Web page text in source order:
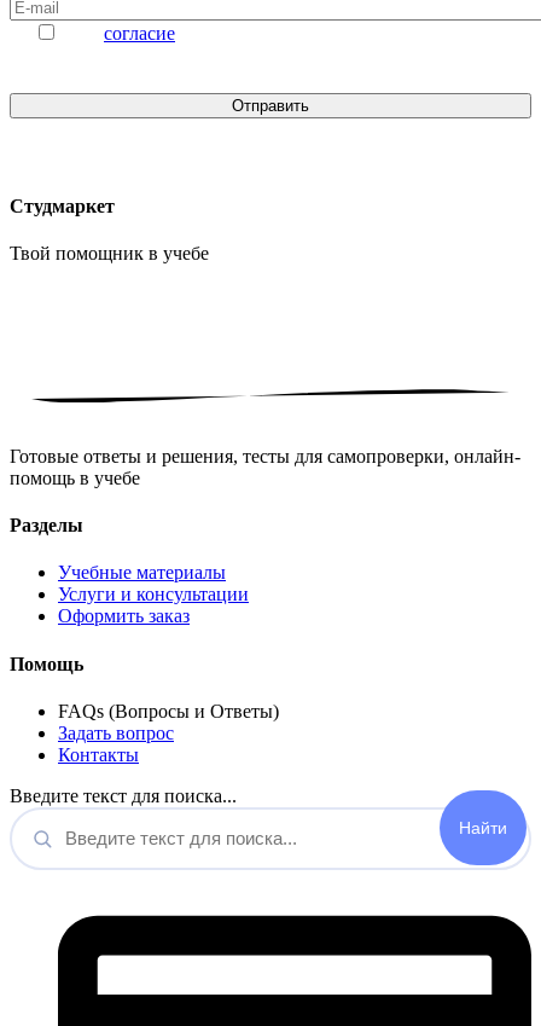
согласие
Студмаркет
Твой помощник в учебе
Готовые ответы и решения, тесты для самопроверки, онлайн-
помощь в учебе
Разделы
Учебные материалы
Услуги и консультации
Оформить заказ
Помощь
FAQs (Вопросы и Ответы)
Задать вопрос
Контакты
Введите текст для поиска...